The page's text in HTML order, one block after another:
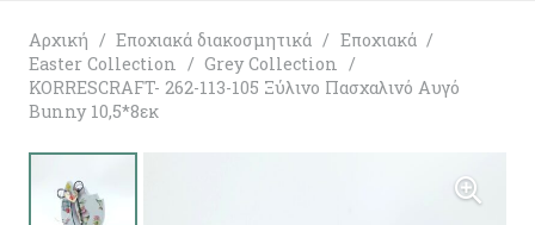
Αρχική / Εποχιακά διακοσμητικά / Εποχιακά /
Easter Collection / Grey Collection /
KORRESCRAFT- 262-113-105 Ξύλινο Πασχαλινό Αυγό
Bunny 10,5*8εκ